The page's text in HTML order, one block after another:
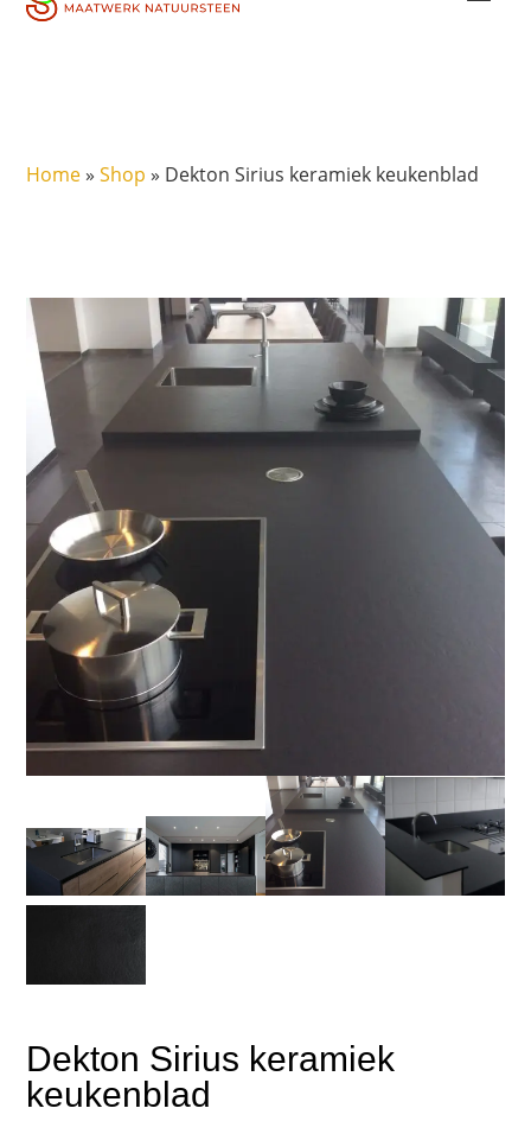
Home»Shop » Dekton Sirius keramiek keukenblad
Dekton Sirius keramiek
keukenblad